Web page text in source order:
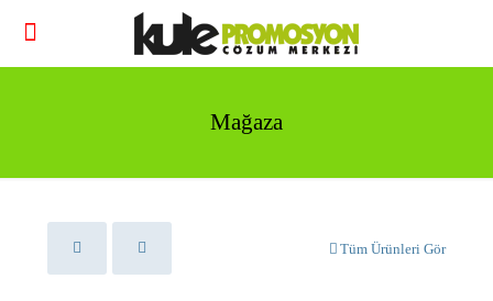
Mağaza
Tüm Ürünleri Gör